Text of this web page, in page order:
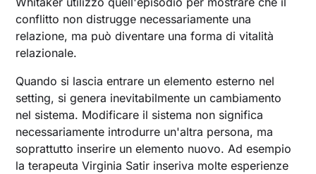
conflitto non distrugge necessariamente una
relazione, ma può diventare una forma di vitalità
relazionale.
Quando si lascia entrare un elemento esterno nel
setting, si genera inevitabilmente un cambiamento
nel sistema. Modificare il sistema non significa
necessariamente introdurre un'altra persona, ma
soprattutto inserire un elemento nuovo. Ad esempio
la terapeuta Virginia Satir inseriva molte esperienze